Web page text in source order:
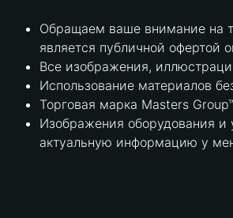
Обращаем ваше внимание на
является публичной офертой
Все изображения,
Использование материалов
Торговая марка Masters
Изображения оборудования и
актуальную информацию у